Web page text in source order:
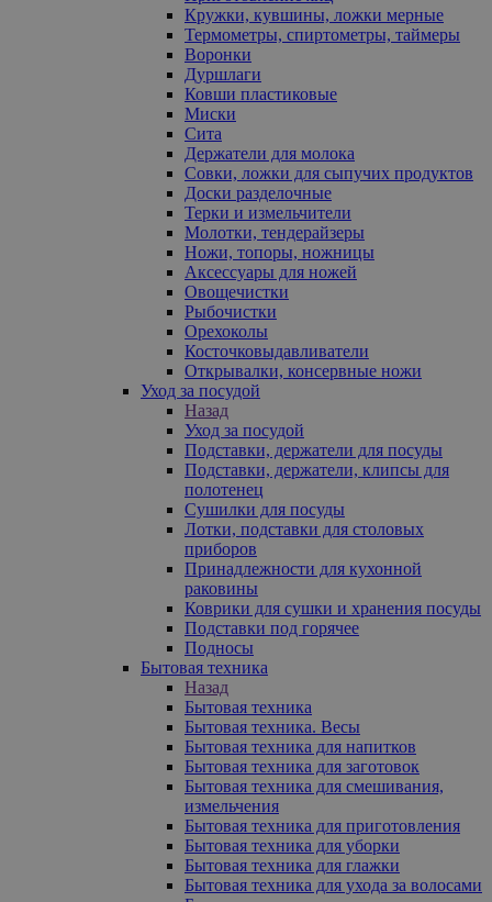
Кружки, кувшины, ложки мерные
Термометры, спиртометры, таймеры
Воронки
Дуршлаги
Ковши пластиковые
Миски
Сита
Держатели для молока
Совки, ложки для сыпучих продуктов
Доски разделочные
Терки и измельчители
Молотки, тендерайзеры
Ножи, топоры, ножницы
Аксессуары для ножей
Овощечистки
Рыбочистки
Орехоколы
Косточковыдавливатели
Открывалки, консервные ножи
Уход за посудой
Назад
Уход за посудой
Подставки, держатели для посуды
Подставки, держатели, клипсы для
полотенец
Сушилки для посуды
Лотки, подставки для столовых
приборов
Принадлежности для кухонной
раковины
Коврики для сушки и хранения посуды
Подставки под горячее
Подносы
Бытовая техника
Назад
Бытовая техника
Бытовая техника. Весы
Бытовая техника для напитков
Бытовая техника для заготовок
Бытовая техника для смешивания,
измельчения
Бытовая техника для приготовления
Бытовая техника для уборки
Бытовая техника для глажки
Бытовая техника для ухода за волосами